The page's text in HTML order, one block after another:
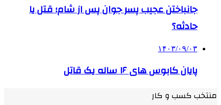
جانباختن عجیب پسر جوان پس از شام؛ قتل یا
حادثه؟
۱۴۰۳/۰۹/۰۳
پایان کابوس های ۱۶ ساله یک قاتل
منتخب کسب و کار